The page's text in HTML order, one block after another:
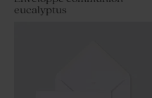
eucalyptus